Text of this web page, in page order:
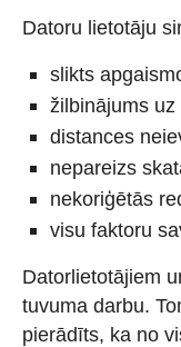
Datoru lietotāju
slikts
žilbinājums
distances
nepareizs
nekoriģētās
visu faktoru
Datorlietotājiem
tuvuma darbu.
pierādīts, ka no